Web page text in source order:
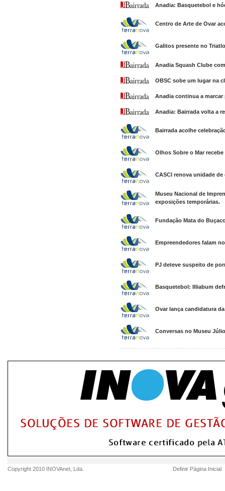
Anadia: Basquetebol e
Centro de Arte de Ovar
Galitos presente no
Anadia Squash Clube
OBSC sobe um lugar na
Anadia continua a
Anadia: Bairrada volta a
Bairrada acolhe
Olhos Sobre o Mar
CASCI renova unidade
Museu Nacional de
exposições temporárias.
Fundação Mata do
Empreendedores falam
PJ deteve suspeito de
Basquetebol: Illiabum
Ovar lança candidatura
Conversas no Museu
Copyright 2010 INOVAnet , Lda. Definir Página Inicial